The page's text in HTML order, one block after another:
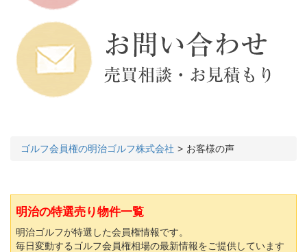
ゴルフ会員権の明治ゴルフ株式会社 お客様の声
明治の特選売り物件一覧
明治ゴルフが特選した会員権情報です。
毎日変動するゴルフ会員権相場の最新情報をご提供しています